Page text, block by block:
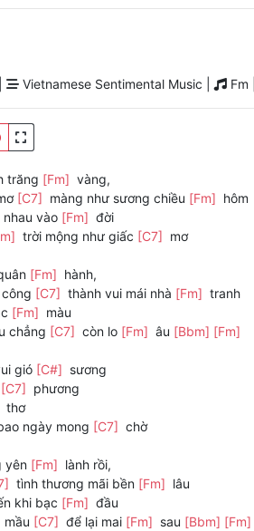
Vietnamese Sentimental Music | Fm |
trăng [Fm] vàng,
[C7] màng như sương chiều [Fm] hôm
vào [Fm] đời
trời mộng như giấc [C7] mơ
[Fm] hành,
[C7] thành vui mái nhà [Fm] tranh
[Fm] màu
chẳng [C7] còn lo [Fm] âu [Bbm] [Fm]
gió [C#] sương
[C7] phương
thơ
ngày mong [C7] chờ
yên [Fm] lành rồi,
tình thương mãi bền [Fm] lâu
khi bạc [Fm] đầu
mầu [C7] để lại mai [Fm] sau [Bbm] [Fm]